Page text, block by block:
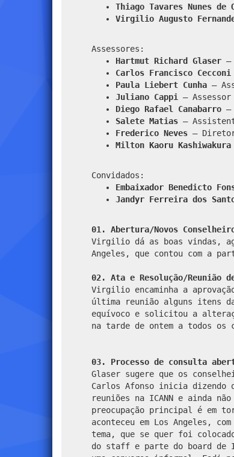
Thiago Tavares Nunes
Virgilio Augusto
Assessores:
Hartmut Richard Glaser –
Carlos Francisco Cecconi
Paula Liebert Cunha –
Juliano Cappi
–
Diego Rafael Canabarro –
Salete Matias –
Frederico Neves –
Milton Kaoru Kashiwakura
Convidados:
Embaixador Benedicto
Jandyr Ferreira dos
01. Abertura/Novos
Virgilio dá as boas vindas,
Angeles, que contou com a
02. Ata e Resolução/Reunião
Virgilio encaminha a
última reunião alguns itens
equívoco e solicitou a
na tarde de ontem a todos
03. Processo de consulta
Glaser sugere que os conselheiros comentem sobre a repercussão dos temas abordados na ICANN em suas respectivas constituintes. Carlos Afonso inicia dizendo que a NCUC possui preocupações similares as que foram colocadas pelo Embaixador Benedicto durante as reuniões na ICANN e ainda não estão discutindo de forma sistemática como se dará a parte operacional da transição, pois a preocupação principal é em torno de accountability/transparência. Flávio comenta a respeito da reunião sobre direitos humanos que aconteceu em Los Angeles, com forte envolvimento da NCUC, inclusive com certa oposição do staff de ICANN que não deu prioridade ao tema, que se quer foi colocado na agenda oficial do evento. Carlos Afonso concorda com Flávio e afirma que há uma forte tendência do staff e parte do board de ICANN achar que direitos humanos não é uma questão pertinente. Flávio lembra que durante a reunião em uma conversa informal, Fadi perguntou o que alguns conselheiros achavam sobre o tema de direitos humanos e disse que o board estava muito dividido, porque o grupo fez a reunião baseada em um relatório pedido pelo Conselho da Europa, onde há uma série de considerações sobre questões relacionadas a direitos humanos, no contexto de nomes de domínios e recomendações. Essa reunião de direitos humanos resultou na proposta em montar uma espécie de grupo multistakeholder para começar a discutir e fazer recomendações concretas para a ICANN. O plano é elaborar uma espécie de draft team que apresente uma proposta de como esse assunto pode ser abordado na ICANN, articulando uma sessão maior para discuti-lo na reunião de Marrakesh (transferida para Singapore). Virgilio sugere a criação, dentro do conselho, de um grupo para tratar dessas questões de direitos humanos, segundo o ponto de vista do CGI.br, considerando que isto está mencionado explicitamente em seus princípios. Flávio lembra que nas recomendações da NETmundial está explicito que todos os órgãos que tiverem relação com Governança da Internet devem analisar de que forma estão trabalhando todos os princípios, inclusive os direitos humanos, e a ICANN, estando comprometida com os princípios da NETmundial, como qualquer outra entidade, deve avaliar de que forma o seu trabalho está de acordo com estes princípios.